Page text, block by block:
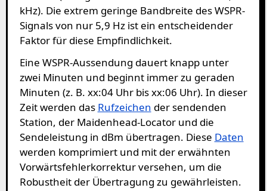
kHz). Die extrem geringe Bandbreite des WSPR-
Signals von nur 5,9 Hz ist ein entscheidender
Faktor für diese Empfindlichkeit.
Eine WSPR-Aussendung dauert knapp unter
zwei Minuten und beginnt immer zu geraden
Minuten (z. B. xx:04 Uhr bis xx:06 Uhr). In dieser
Zeit werden das Rufzeichen der sendenden
Station, der Maidenhead-Locator und die
Sendeleistung in dBm übertragen. Diese Daten
werden komprimiert und mit der erwähnten
Vorwärtsfehlerkorrektur versehen, um die
Robustheit der Übertragung zu gewährleisten.